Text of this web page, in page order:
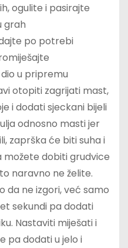
ogulite i pasirajte
grah
po potrebi
u pripremu
otopiti zagrijati mast,
i dodati sjeckani bijeli
odnosno masti jer
zaprška će biti suha i
možete dobiti grudvice
naravno ne želite.
da ne izgori, već samo
sekundi pa dodati
Nastaviti miješati i
pa dodati u jelo i